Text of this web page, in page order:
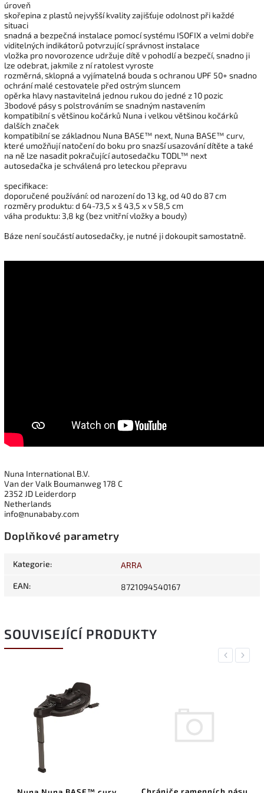
úroveň
skořepina z plastů nejvyšší kvality zajišťuje odolnost při každé
situaci
snadná a bezpečná instalace pomocí systému ISOFIX a velmi dobře
viditelných indikátorů potvrzující správnost instalace
vložka pro novorozence udržuje dítě v pohodlí a bezpečí, snadno ji
lze odebrat, jakmile z ní ratolest vyroste
rozměrná, sklopná a vyjímatelná bouda s ochranou UPF 50+ snadno
ochrání malé cestovatele před ostrým sluncem
opěrka hlavy nastavitelná jednou rukou do jedné z 10 pozic
3bodové pásy s polstrováním se snadným nastavením
kompatibilní s většinou kočárků Nuna i velkou většinou kočárků
dalších značek
kompatibilní se základnou Nuna BASE™ next, Nuna BASE™ curv,
které umožňují natočení do boku pro snazší usazování dítěte a také
na ně lze nasadit pokračující autosedačku TODL™ next
autosedačka je schválená pro leteckou přepravu
specifikace:
doporučené používání: od narození do 13 kg, od 40 do 87 cm
rozměry produktu: d 64-73,5 x š 43,5 x v 58,5 cm
váha produktu: 3,8 kg (bez vnitřní vložky a boudy)
Báze není součástí autosedačky, je nutné ji dokoupit samostatně.
Nuna International B.V.
Van der Valk Boumanweg 178 C
2352 JD Leiderdorp
Netherlands
info@nunababy.com
Doplňkové parametry
Kategorie: ARRA
EAN: 8721094540167
SOUVISEJÍCÍ PRODUKTY
Previous
Next